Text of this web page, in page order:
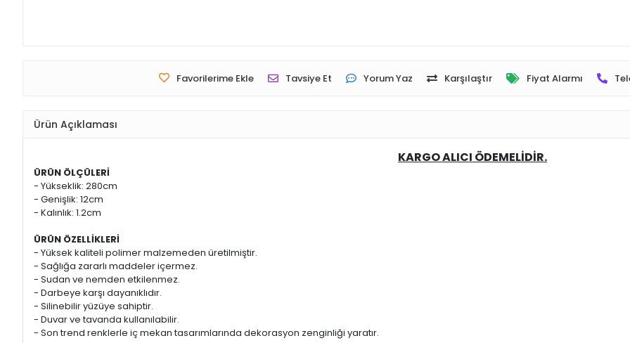
Favorilerime Ekle Tavsiye Et Yorum Yaz Karşılaştır Fiyat Alarmı
Ürün Açıklaması
KARGO ALICI ÖDEMELİDİR.
ÜRÜN ÖLÇÜLERİ
- Yükseklik: 280cm
- Genişlik: 12cm
- Kalınlık: 1.2cm
ÜRÜN ÖZELLİKLERİ
- Yüksek kaliteli polimer malzemeden üretilmiştir.
- Sağlığa zararlı maddeler içermez.
- Sudan ve nemden etkilenmez.
- Darbeye karşı dayanıklıdır.
- Silinebilir yüzüye sahiptir.
- Duvar ve tavanda kullanılabilir.
- Son trend renklerle iç mekan tasarımlarında dekorasyon zenginliği yaratır.